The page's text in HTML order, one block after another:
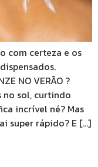
com certeza e os
NO VERÃO ?
no sol, curtindo
incrível né? Mas
super rápido? E […]